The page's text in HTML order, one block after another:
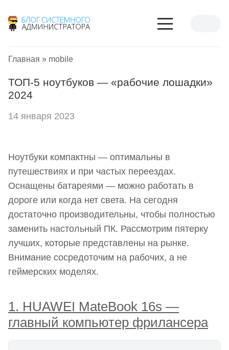
Главная » mobile
ТОП-5 ноутбуков — «рабочие лошадки»
2024
14 января 2023
Ноутбуки компактны — оптимальны в
путешествиях и при частых переездах.
Оснащены батареями — можно работать в
дороге или когда нет света. На сегодня
достаточно производительны, чтобы полностью
заменить настольный ПК. Рассмотрим пятерку
лучших, которые представлены на рынке.
Внимание сосредоточим на рабочих, а не
геймерских моделях.
1. HUAWEI MateBook 16s —
главный компьютер фрилансера